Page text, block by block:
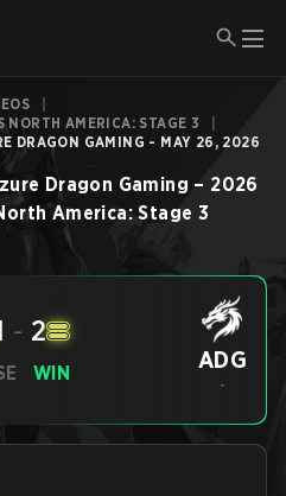
AMERICA: STAGE 3
DRAGON GAMING - MAY 26, 2026
Dragon Gaming – 2026
America: Stage 3
- 2
WIN ADG
-